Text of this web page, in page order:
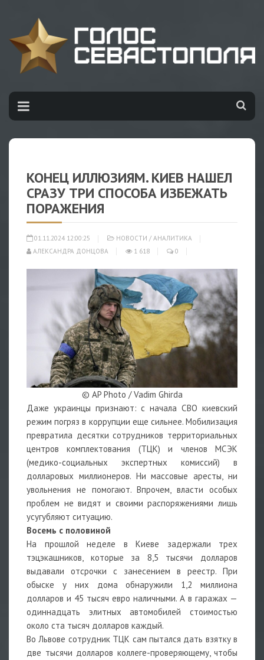
КОНЕЦ ИЛЛЮЗИЯМ. КИЕВ НАШЕЛ
СРАЗУ ТРИ СПОСОБА ИЗБЕЖАТЬ
ПОРАЖЕНИЯ
01.11.2024 12:00:25 НОВОСТИ / АНАЛИТИКА
АЛЕКСАНДРА ДОНЦОВА
1 618 0
© AP Photo / Vadim Ghirda
Даже украинцы признают: с начала СВО киевский
режим погряз в коррупции еще сильнее. Мобилизация
превратила десятки сотрудников территориальных
центров комплектования (ТЦК) и членов МСЭК
(медико-социальных экспертных комиссий) в
долларовых миллионеров. Ни массовые аресты, ни
увольнения не помогают. Впрочем, власти особых
проблем не видят и своими распоряжениями лишь
усугубляют ситуацию.
Восемь с половиной
На прошлой неделе в Киеве задержали трех
тэцэкашников, которые за 8,5 тысячи долларов
выдавали отсрочки с занесением в реестр. При
обыске у них дома обнаружили 1,2 миллиона
долларов и 45 тысяч евро наличными. А в гаражах —
одиннадцать элитных автомобилей стоимостью
около ста тысяч долларов каждый.
Во Львове сотрудник ТЦК сам пытался дать взятку в
две тысячи долларов коллеге-проверяющему, чтобы